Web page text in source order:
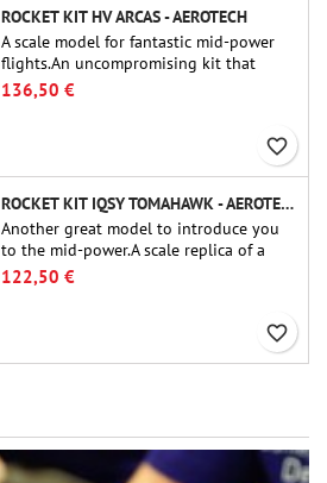
ROCKET KIT HV ARCAS - AEROTECH
A scale model for fantastic mid-power
flights.An uncompromising kit that
allows you to build a replica of one of
the most famous sounding-rocket ever.
136,50 €
favorite_border
ROCKET KIT IQSY TOMAHAWK - AEROTECH
Another great model to introduce you
to the mid-power.A scale replica of a
famous sounding rocket, small in size
and peefect to move to higher-level kits.
122,50 €
favorite_border